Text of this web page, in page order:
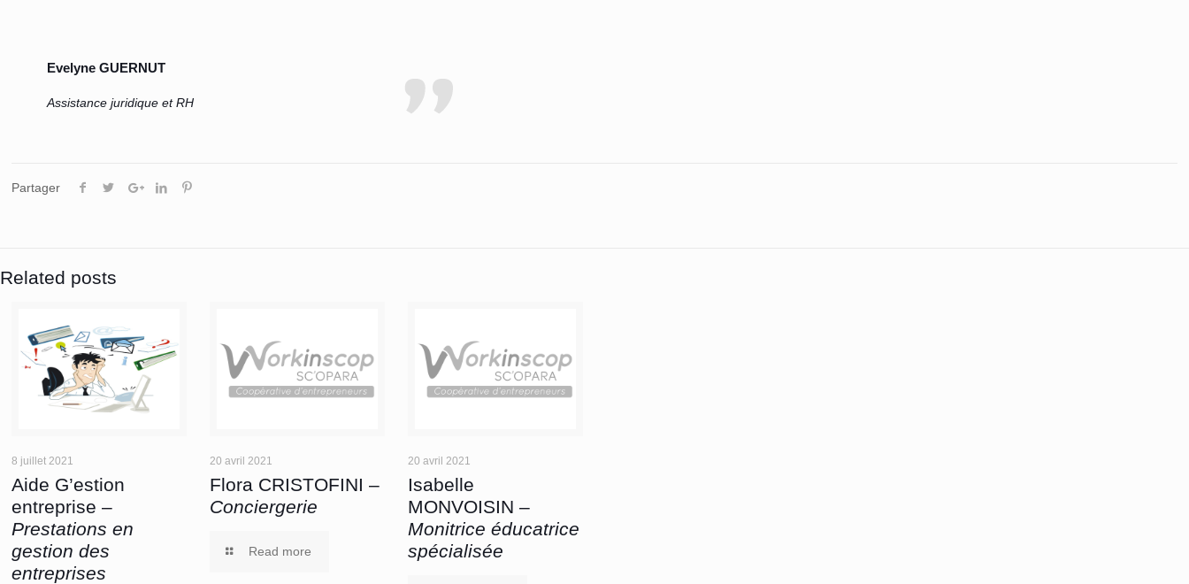
Evelyne GUERNUT
Assistance juridique et RH
Partager
Related posts
8 juillet 2021
Aide G’estion
entreprise –
Prestations en
gestion des
entreprises
20 avril 2021
Flora CRISTOFINI –
Conciergerie
Read more
20 avril 2021
Isabelle
MONVOISIN –
Monitrice éducatrice
spécialisée